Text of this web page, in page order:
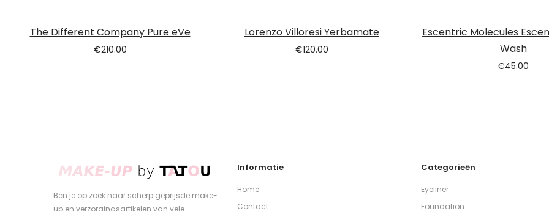
The Different Company Pure eVe
€210.00
Lorenzo Villoresi Yerbamate
€120.00
Escentric Molecules
Wash
€45.00
Ben je op zoek naar scherp geprijsde make-
up en verzorgingsartikelen van vele
Informatie
Home
Contact
Categorieën
Eyeliner
Foundation